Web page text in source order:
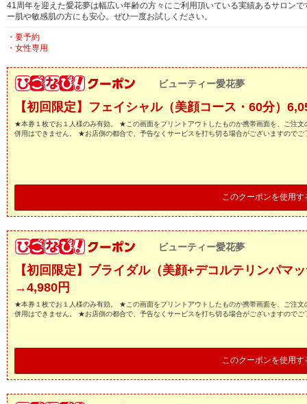
41周年を迎えた愛花夢は幅広い年齢の方々にご利用頂いている実績あるサロン
ー肌や敏感肌の方にも安心。ぜひ一度お試しください。
・要予約
・女性専用
ビューティー愛花夢
【初回限定】フェイシャル（美顔コース・60分）
★本券１枚でお１人様のみ有効。 ★この画面をプリントアウトしたものか携帯画面を、ご注
併用はできません。 ★お店側の都合で、予告なくサービスを打ち切る場合がございますのでご
このクーポンを使用す
ビューティー愛花夢
【初回限定】ブライダル（美顔+デコルテリンパマ
→4,980円
★本券１枚でお１人様のみ有効。 ★この画面をプリントアウトしたものか携帯画面を、ご注
併用はできません。 ★お店側の都合で、予告なくサービスを打ち切る場合がございますのでご
このクーポンを使用す